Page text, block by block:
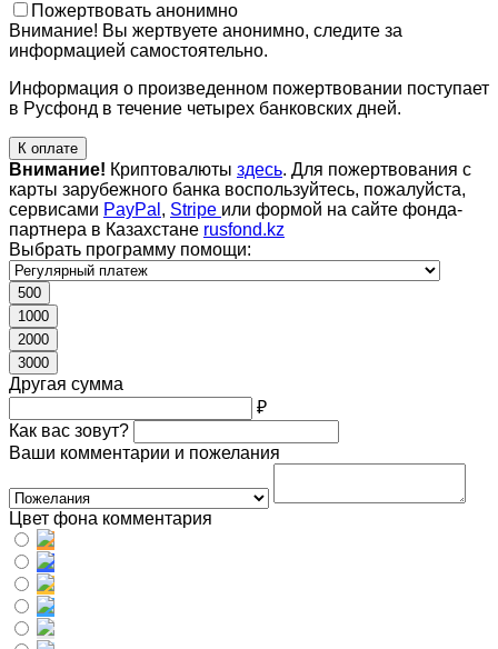
Пожертвовать анонимно
Внимание! Вы жертвуете анонимно, следите за
информацией самостоятельно.
Информация о произведенном пожертвовании поступает
в Русфонд в течение четырех банковских дней.
К оплате
Внимание! Криптовалюты здесь. Для пожертвования с
карты зарубежного банка воспользуйтесь, пожалуйста,
сервисами PayPal , Stripe или формой на сайте фонда-
партнера в Казахстане rusfond.kz
Выбрать программу помощи:
500
1000
2000
3000
Другая сумма
₽
Как вас зовут?
Ваши комментарии и пожелания
Цвет фона комментария